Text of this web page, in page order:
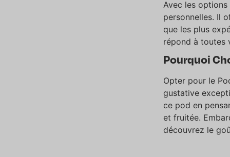
Avec les options
personnelles. Il
que les plus
répond à toutes
Pourquoi
Opter pour le
gustative
ce pod en
et fruitée.
découvrez le